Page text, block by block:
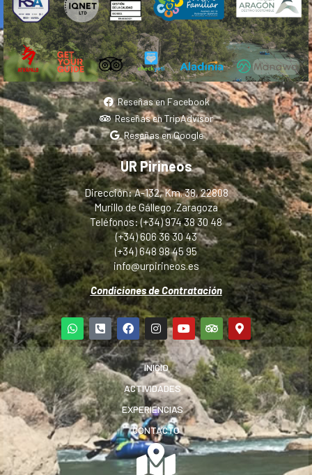
Reseñas en Facebook
Reseñas en TripAdvisor
Reseñas en Google
UR Pirineos
Dirección: A-132, Km. 38, 22808
Murillo de Gállego ,Zaragoza
Teléfonos: (+34) 974 38 30 48
(+34) 606 36 30 43
(+34) 648 98 45 95
info@urpirineos.es
Condiciones de Contratación
INICIO
ACTIVIDADES
EXPERIENCIAS
CONTACTO